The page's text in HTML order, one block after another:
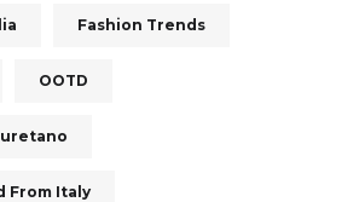
Fashion Trends
OOTD
From Italy